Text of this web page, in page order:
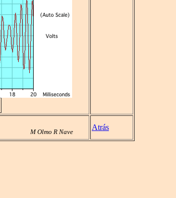
M Olmo R Nave
Atrás